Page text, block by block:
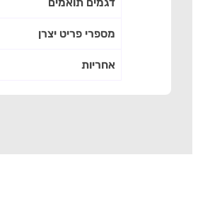
דגמים תואמים
מספרי פריט יצרן
אחריות